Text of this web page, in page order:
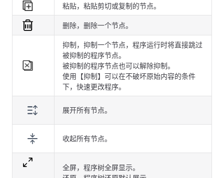
粘贴，粘贴剪切或复制的节点。
删除，删除一个节点。
抑制，抑制一个节点，程序运行时将直接跳过
被抑制的程序节点。
被抑制的程序节点也可以解除抑制。
使用【抑制】可以在不破坏原始内容的条件
下，快速更改程序。
展开所有节点。
收起所有节点。
全屏，程序树全屏显示。